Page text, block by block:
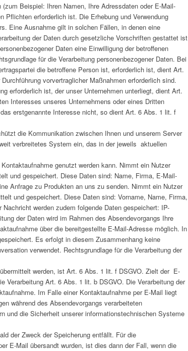
Beispiel: Ihren Namen, Ihre Adressdaten oder E-Mail-
erforderlich ist. Die Erhebung und Verwendung
Eine Ausnahme gilt in solchen Fällen, in denen eine
der Daten durch gesetzliche Vorschriften gestattet ist
Daten eine Einwilligung der betroffenen
für die Verarbeitung personenbezogener Daten. Bei
die betroffene Person ist, erforderlich ist, dient Art.
vorvertraglicher Maßnahmen erforderlich sind.
erforderlich ist, der unser Unternehmen unterliegt, dient Art.
Interesses unseres Unternehmens oder eines Dritten
erstgenannte Interesse nicht, so dient Art. 6 Abs. 1 lit. f
die Kommunikation zwischen Ihnen und unserem Server
verbreitetes System ein, das in der jeweils aktuellen
genutzt werden kann. Nimmt ein Nutzer
und gespeichert. Diese Daten sind: Name, Firma, E-Mail-
Anfrage zu Produkten an uns zu senden. Nimmt ein Nutzer
und gespeichert. Diese Daten sind: Vorname, Name, Firma,
werden zudem folgende Daten gespeichert: IP-
der Daten wird im Rahmen des Absendevorgangs Ihre
über die bereitgestellte E-Mail-Adresse möglich. In
Es erfolgt in diesem Zusammenhang keine
verwendet. Rechtsgrundlage für die Verarbeitung der
werden, ist Art. 6 Abs. 1 lit. f DSGVO. Zielt der E-
Art. 6 Abs. 1 lit. b DSGVO. Die Verarbeitung der
Im Falle einer Kontaktaufnahme per E-Mail liegt
während des Absendevorgangs verarbeiteten
und die Sicherheit unserer informationstechnischen Systeme
der Zweck der Speicherung entfällt. Für die
E-Mail übersandt wurden, ist dies dann der Fall, wenn die